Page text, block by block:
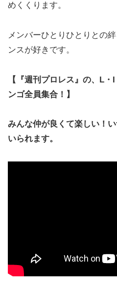
めくくります。
メンバーひとりひとりとの
ンスが好きです。
【『週刊プロレス』の、L
ンゴ全員集合！】
みんな仲が良くて楽しい！
いられます。